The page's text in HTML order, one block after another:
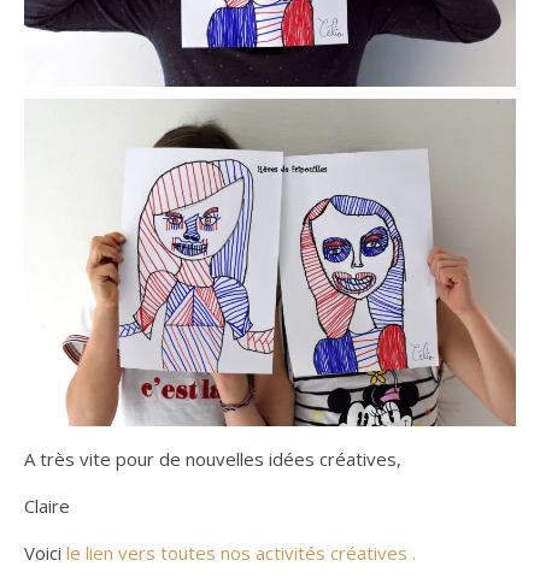
A très vite pour de nouvelles idées créatives,
Claire
Voici le lien vers toutes nos activités créatives .